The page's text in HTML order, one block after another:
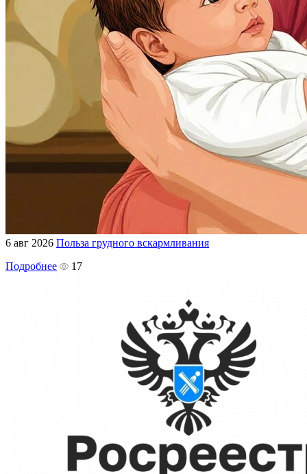
6 авг 2026 Польза грудного вскармливания
Подробнее
17